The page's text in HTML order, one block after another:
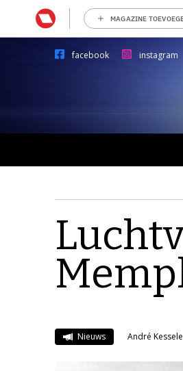
MAGAZINE
facebook instagram
Nieuws André